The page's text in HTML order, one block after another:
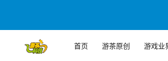
首页 游茶原创 游戏业